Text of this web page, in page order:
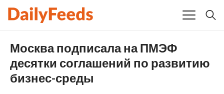
Москва подписала на ПМЭФ
десятки соглашений по развитию
бизнес-среды